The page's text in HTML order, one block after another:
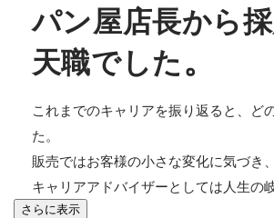
パン屋店長から
天職でした。
これまでのキャリアを振り返ると、ど
た。
販売ではお客様の小さな変化に気づき
キャリアアドバイザーとしては人生の
さらに表示